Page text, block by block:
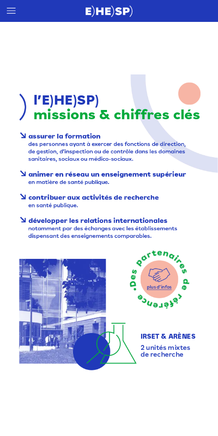
↘ assurer la formation
des personnes ayant à exercer des fonctions de direction,
de gestion, d’inspection ou de contrôle dans les domaines
sanitaires, sociaux ou médico-sociaux.
2 unités mixtes
de recherche
IRSET & ARÈNES
l’E)HE)SP)
missions & chiffres clés
plus d’infos
↘ animer en réseau un enseignement supérieur
en matière de santé publique.
↘ contribuer aux activités de recherche
en santé publique.
↘ développer les relations internationales
notamment par des échanges avec les établissements
dispensant des enseignements comparables.